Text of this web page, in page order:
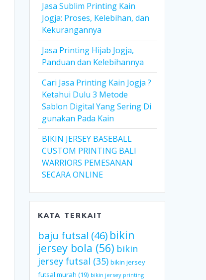
Jasa Sublim Printing Kain
Jogja: Proses, Kelebihan, dan
Kekurangannya
Jasa Printing Hijab Jogja,
Panduan dan Kelebihannya
Cari Jasa Printing Kain Jogja ?
Ketahui Dulu 3 Metode
Sablon Digital Yang Sering Di
gunakan Pada Kain
BIKIN JERSEY BASEBALL
CUSTOM PRINTING BALI
WARRIORS PEMESANAN
SECARA ONLINE
KATA TERKAIT
baju futsal (46) bikin
jersey bola (56) bikin
jersey futsal (35) bikin jersey
futsal murah (19) bikin jersey printing